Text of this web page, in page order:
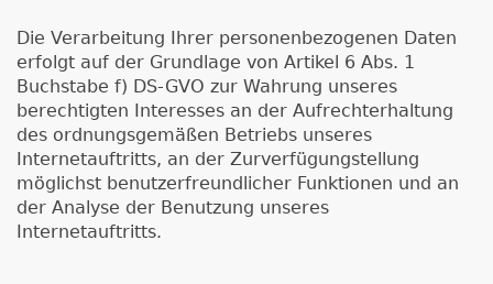
Die Verarbeitung Ihrer personenbezogenen Daten
erfolgt auf der Grundlage von Artikel 6 Abs. 1
Buchstabe f) DS-GVO zur Wahrung unseres
berechtigten Interesses an der Aufrechterhaltung
des ordnungsgemäßen Betriebs unseres
Internetauftritts, an der Zurverfügungstellung
möglichst benutzerfreundlicher Funktionen und an
der Analyse der Benutzung unseres
Internetauftritts.